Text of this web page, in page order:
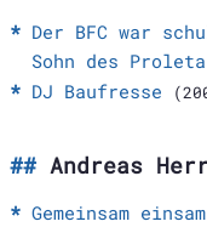
Der BFC war
Sohn des
DJ Baufresse
Andreas
Gemeinsam